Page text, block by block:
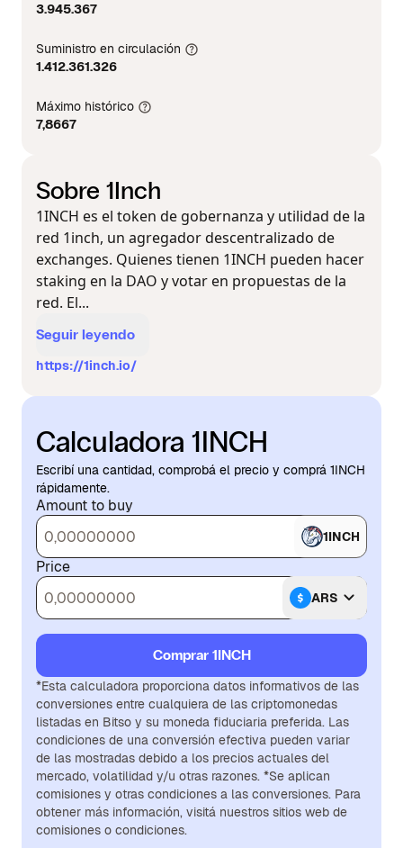
3.945.367
Suministro en circulación
1.412.361.326
Máximo histórico
7,8667
Sobre 1Inch
1INCH es el token de gobernanza y utilidad de la
red 1inch, un agregador descentralizado de
exchanges. Quienes tienen 1INCH pueden hacer
staking en la DAO y votar en propuestas de la
red. El...
Seguir leyendo
https://1inch.io/
Calculadora 1INCH
Escribí una cantidad, comprobá el precio y comprá 1INCH
rápidamente.
Amount to buy
1INCH
Price
ARS
Comprar 1INCH
*Esta calculadora proporciona datos informativos de las
conversiones entre cualquiera de las criptomonedas
listadas en Bitso y su moneda fiduciaria preferida. Las
condiciones de una conversión efectiva pueden variar
de las mostradas debido a los precios actuales del
mercado, volatilidad y/u otras razones. *Se aplican
comisiones y otras condiciones a las conversiones. Para
obtener más información, visitá nuestros sitios web de
comisiones o condiciones.